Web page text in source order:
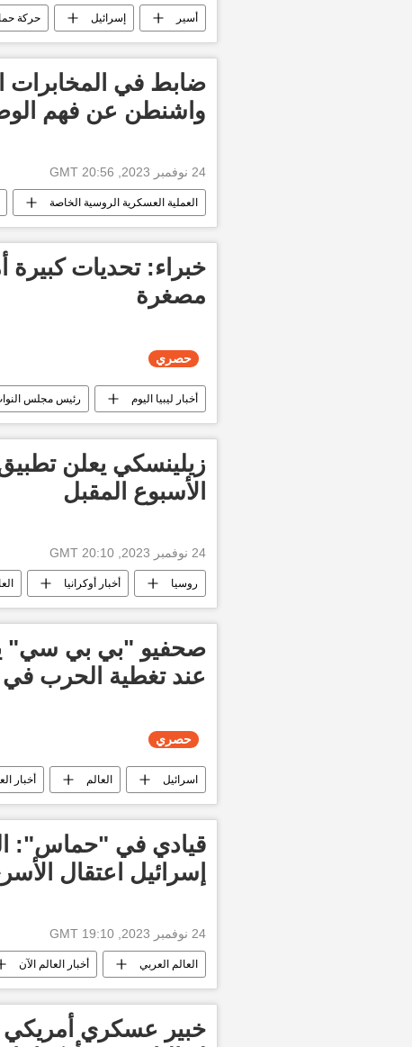
أسير إسرائيل حركة
التصعيد العسكري بين غزة وإسرائيل
ضابط في المخابرات
واشنطن عن فهم
24 نوفمبر 2023, 20:56 GMT
العملية العسكرية الروسية الخاصة
خبراء: تحديات كبيرة
مصغرة
حصري
أخبار ليبيا اليوم رئيس مجلس
حصري
زيلينسكي يعلن
الأسبوع المقبل
24 نوفمبر 2023, 20:10 GMT
روسيا أخبار أوكرانيا
صحفيو "بي بي سي"
عند تغطية الحرب
حصري
اسرائيل العالم أخبار
قيادي في "حماس":
إسرائيل اعتقال
24 نوفمبر 2023, 19:10 GMT
العالم العربي أخبار العالم الآن
أخبار إسرائيل اليوم
خبير عسكري